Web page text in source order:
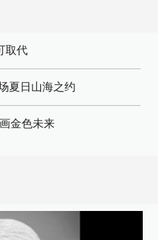
取代
夏日山海之约
金色未来